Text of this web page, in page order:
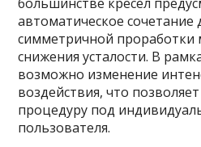
автоматическое
симметричной проработки
снижения усталости. В
возможно изменение
воздействия, что
процедуру под
пользователя.